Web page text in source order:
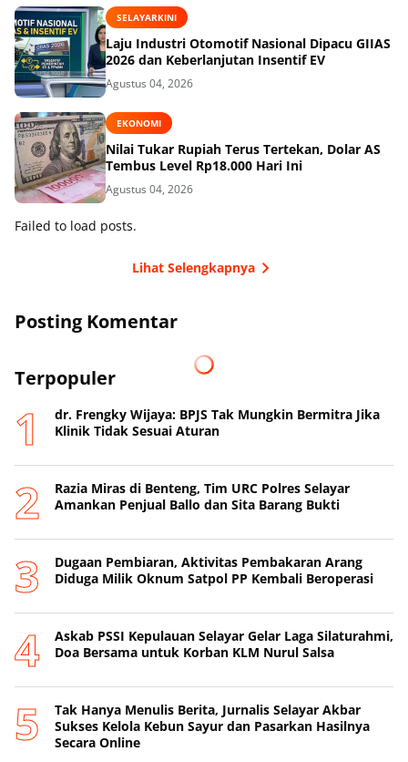
SELAYARKINI
Laju Industri Otomotif Nasional Dipacu GIIAS
2026 dan Keberlanjutan Insentif EV
Agustus 04, 2026
EKONOMI
Nilai Tukar Rupiah Terus Tertekan, Dolar AS
Tembus Level Rp18.000 Hari Ini
Agustus 04, 2026
Failed to load posts.
Lihat Selengkapnya
Posting Komentar
Terpopuler
dr. Frengky Wijaya: BPJS Tak Mungkin Bermitra Jika
Klinik Tidak Sesuai Aturan
Razia Miras di Benteng, Tim URC Polres Selayar
Amankan Penjual Ballo dan Sita Barang Bukti
Dugaan Pembiaran, Aktivitas Pembakaran Arang
Diduga Milik Oknum Satpol PP Kembali Beroperasi
‎Askab PSSI Kepulauan Selayar Gelar Laga Silaturahmi,
Doa Bersama untuk Korban KLM Nurul Salsa
‎Tak Hanya Menulis Berita, Jurnalis Selayar Akbar
Sukses Kelola Kebun Sayur dan Pasarkan Hasilnya
Secara Online